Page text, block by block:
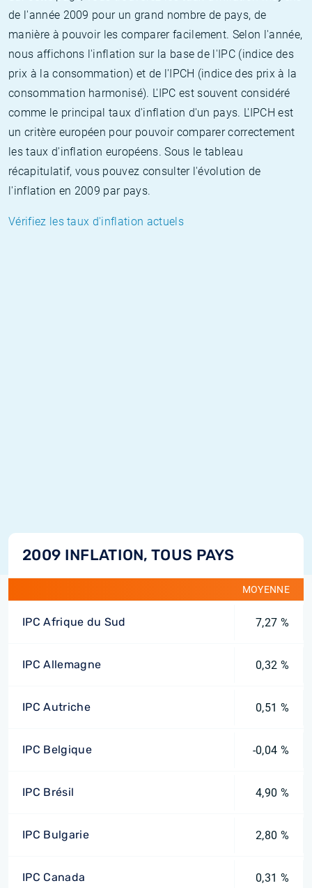
de l'année 2009 pour un grand nombre de pays, de
manière à pouvoir les comparer facilement. Selon l'année,
nous affichons l'inflation sur la base de l'IPC (indice des
prix à la consommation) et de l'IPCH (indice des prix à la
consommation harmonisé). L'IPC est souvent considéré
comme le principal taux d'inflation d'un pays. L'IPCH est
un critère européen pour pouvoir comparer correctement
les taux d'inflation européens. Sous le tableau
récapitulatif, vous pouvez consulter l'évolution de
l'inflation en 2009 par pays.
Vérifiez les taux d'inflation actuels
2009 INFLATION, TOUS PAYS
MOYENNE
IPC Afrique du Sud 7,27 %
IPC Allemagne 0,32 %
IPC Autriche 0,51 %
IPC Belgique -0,04 %
IPC Brésil 4,90 %
IPC Bulgarie 2,80 %
IPC Canada 0,31 %